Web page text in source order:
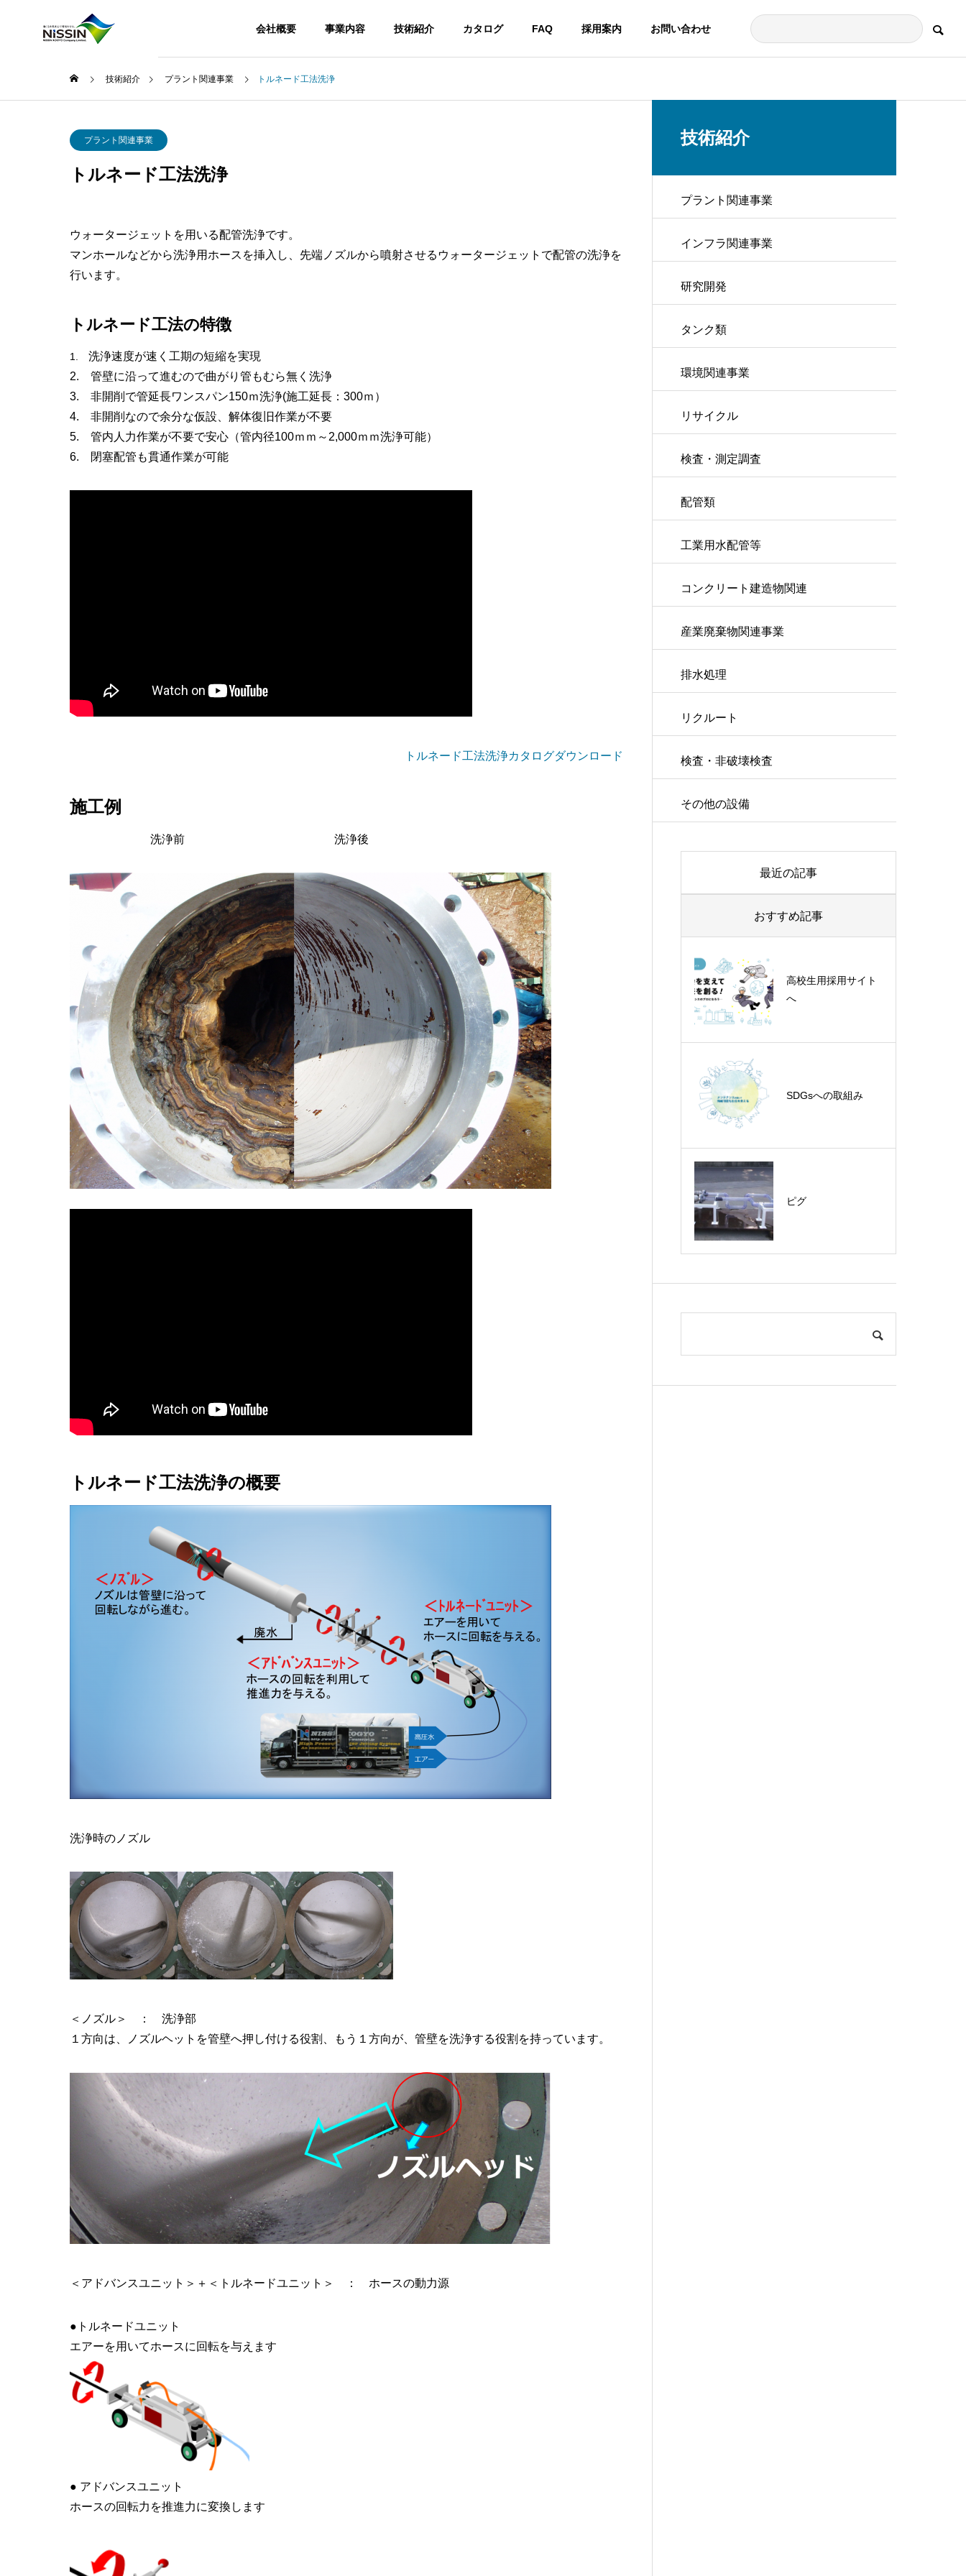
会社概要 事業内容 技術紹介 カタログ FAQ 採用案内 お問い合わせ
技術紹介 プラント関連事業 トルネード工法洗浄
プラント関連事業
トルネード工法洗浄
ウォータージェットを用いる配管洗浄です。
マンホールなどから洗浄用ホースを挿入し、先端ノズルから噴射させるウォータージェットで配管の洗浄を
行います。
トルネード工法の特徴
1. 洗浄速度が速く工期の短縮を実現
2. 管壁に沿って進むので曲がり管もむら無く洗浄
3. 非開削で管延長ワンスパン150ｍ洗浄(施工延長：300ｍ）
4. 非開削なので余分な仮設、解体復旧作業が不要
5. 管内人力作業が不要で安心（管内径100ｍｍ～2,000ｍｍ洗浄可能）
6. 閉塞配管も貫通作業が可能
トルネード工法洗浄カタログダウンロード
施工例
洗浄前 洗浄後
トルネード工法洗浄の概要
洗浄時のノズル
＜ノズル＞ ： 洗浄部
１方向は、ノズルヘットを管壁へ押し付ける役割、もう１方向が、管壁を洗浄する役割を持っています。
＜アドバンスユニット＞＋＜トルネードユニット＞ ： ホースの動力源
●トルネードユニット
エアーを用いてホースに回転を与えます
● アドバンスユニット
ホースの回転力を推進力に変換します
技術紹介
プラント関連事業
インフラ関連事業
研究開発
タンク類
環境関連事業
リサイクル
検査・測定調査
配管類
工業用水配管等
コンクリート建造物関連
産業廃棄物関連事業
排水処理
リクルート
検査・非破壊検査
その他の設備
最近の記事
おすすめ記事
高校生用採用サイト
へ
SDGsへの取組み
ピグ